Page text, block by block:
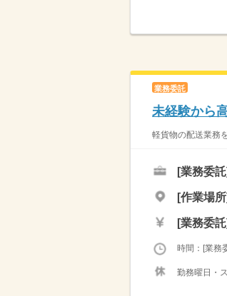
業務委託
未経験から
軽貨物の配送業務
[業務委
[作業場
[業務委
時間：[業務
勤務曜日・